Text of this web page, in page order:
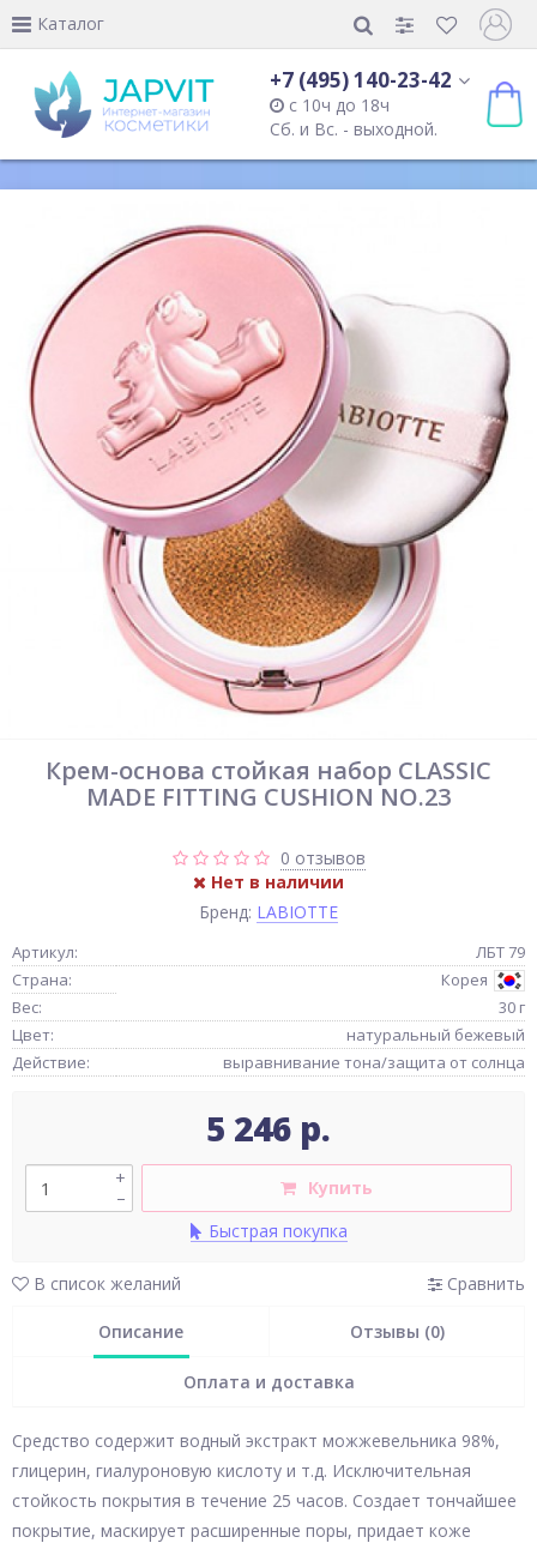
Каталог
+7 (495) 140-23-42
с 10ч до 18ч
Сб. и Вс. - выходной.
Крем-основа стойкая набор CLASSIC
MADE FITTING CUSHION NO.23
0 отзывов
Нет в наличии
Бренд: LABIOTTE
Артикул:
ЛБТ 79
Страна:
Корея
Вес:
30 г
Цвет:
натуральный бежевый
Действие:
выравнивание тона/защита от солнца
5 246 р.
–
+
Купить
Быстрая покупка
В список желаний Сравнить
Описание Отзывы (0)
Оплата и доставка
Средство содержит водный экстракт можжевельника 98%,
глицерин, гиалуроновую кислоту и т.д. Исключительная
стойкость покрытия в течение 25 часов. Создает тончайшее
покрытие, маскирует расширенные поры, придает коже